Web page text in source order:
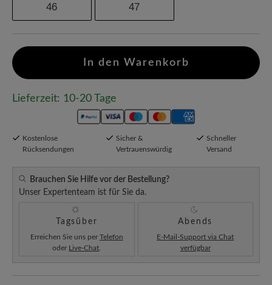
46 47
In den Warenkorb
Lieferzeit: 10-20 Tage
Kostenlose
Rücksendungen
Sicher &
Vertrauenswürdig
Schneller
Versand
Brauchen Sie Hilfe vor der Bestellung?
Unser Expertenteam ist für Sie da.
Tagsüber
Erreichen Sie uns per Telefon
oder Live-Chat
Abends
E-Mail-Support via Chat
verfügbar